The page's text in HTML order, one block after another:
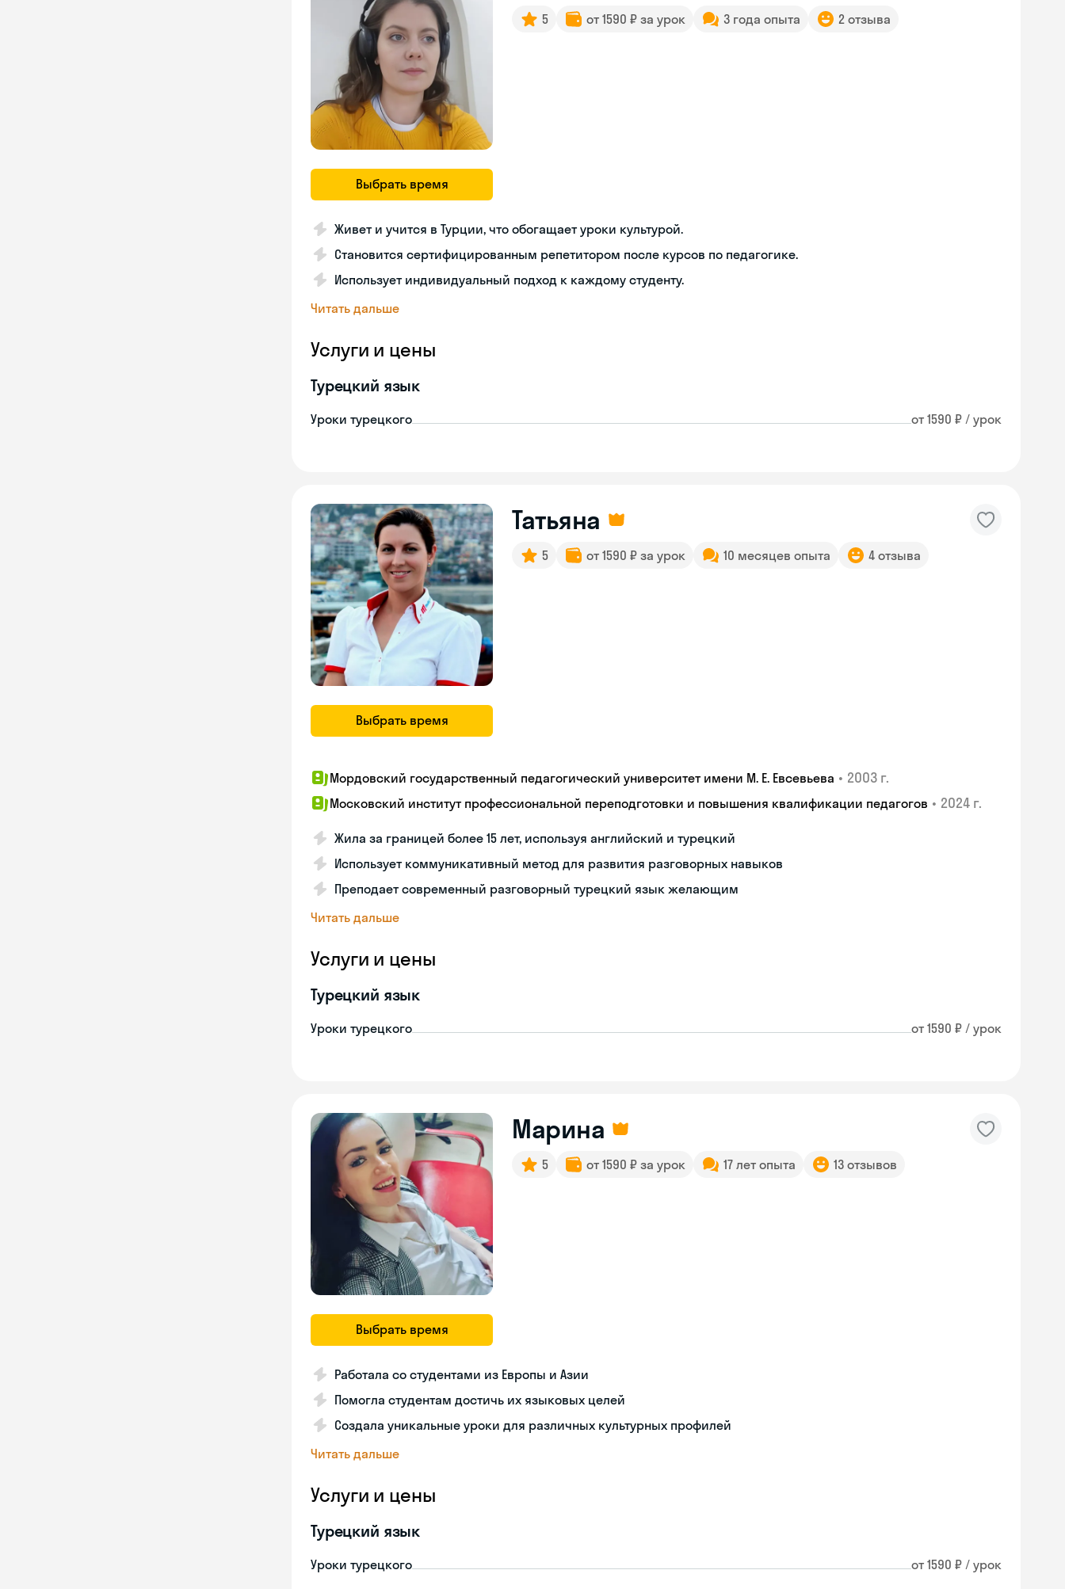
Выбрать время
5 от 1590 ₽ за урок 3 года опыта 2 отзыва
Живет и учится в Турции, что обогащает уроки культурой.
Становится сертифицированным репетитором после курсов по педагогике.
Использует индивидуальный подход к каждому студенту.
Читать дальше
Услуги и цены
Турецкий язык
Уроки турецкого от 1590 ₽ / урок
Выбрать время
Татьяна
5 от 1590 ₽ за урок 10 месяцев опыта 4 отзыва
Мордовский государственный педагогический университет имени М. Е. Евсевьева • 2003 г.
Московский институт профессиональной переподготовки и повышения квалификации педагогов • 2024 г.
Жила за границей более 15 лет, используя английский и турецкий
Использует коммуникативный метод для развития разговорных навыков
Преподает современный разговорный турецкий язык желающим
Читать дальше
Услуги и цены
Турецкий язык
Уроки турецкого от 1590 ₽ / урок
Выбрать время
Марина
5 от 1590 ₽ за урок 17 лет опыта 13 отзывов
Работала со студентами из Европы и Азии
Помогла студентам достичь их языковых целей
Создала уникальные уроки для различных культурных профилей
Читать дальше
Услуги и цены
Турецкий язык
Уроки турецкого от 1590 ₽ / урок